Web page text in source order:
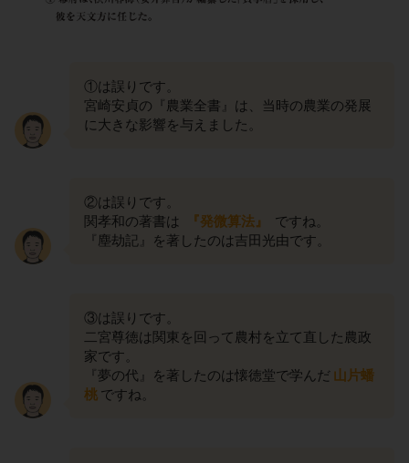
①は誤りです。
宮崎安貞の『農業全書』は、当時の農業の発展
に大きな影響を与えました。
②は誤りです。
関孝和の著書は
『発微算法』
ですね。
『塵劫記』を著したのは吉田光由です。
③は誤りです。
二宮尊徳は関東を回って農村を立て直した農政
家です。
『夢の代』を著したのは懐徳堂で学んだ 山片蟠
桃 ですね。